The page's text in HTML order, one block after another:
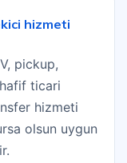
hizmeti
pickup,
ticari
hizmeti
olsun uygun